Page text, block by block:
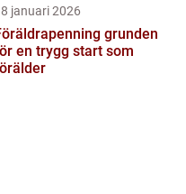
januari 2026
grunden
en trygg start som